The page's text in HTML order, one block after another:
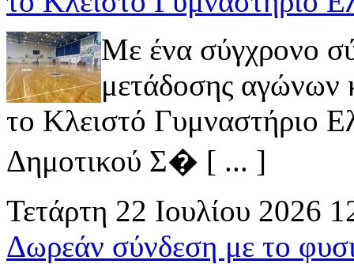
Με ένα σύγχρονο
μετάδοσης αγώνων
το Κλειστό Γυμναστήριο
Δημοτικού Σ� [ ... ]
Τετάρτη 22 Ιουλίου 2026
Δωρεάν σύνδεση με το